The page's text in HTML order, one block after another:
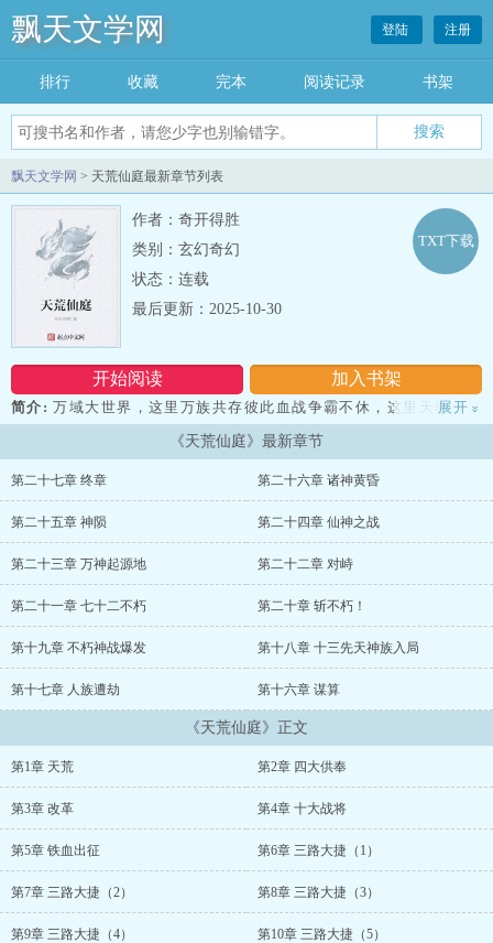
飘天文学网 登陆 注册
排行 收藏 完本 阅读记录 书架
飘天文学网 > 天荒仙庭最新章节列表
作者：奇开得胜
类别：玄幻奇幻
状态：连载
开始阅读 加入书架
TXT下载
最后更新：2025-10-30
简介: 万域大世界，这里万族共存彼此血战争霸不休，这里天骄、妖
孽、神女争鸣，这里世家、皇庭、学宫、圣地、神山各方势力错综复
杂。且看秦横天携带造化仙庭系统召唤众多华夏古国的文臣武将、武
侠小说之中的绝世武者，在这方宇宙中建立一个亘古不朽的神话仙
传说。...
展开 »
《天荒仙庭》最新章节
第二十七章 终章 第二十六章 诸神黄昏
第二十五章 神陨 第二十四章 仙神之战
第二十三章 万神起源地 第二十二章 对峙
第二十一章 七十二不朽 第二十章 斩不朽！
第十九章 不朽神战爆发 第十八章 十三先天神族入局
第十七章 人族遭劫 第十六章 谋算
《天荒仙庭》正文
第1章 天荒 第2章 四大供奉
第3章 改革 第4章 十大战将
第5章 铁血出征 第6章 三路大捷（1）
第7章 三路大捷（2） 第8章 三路大捷（3）
第9章 三路大捷（4） 第10章 三路大捷（5）